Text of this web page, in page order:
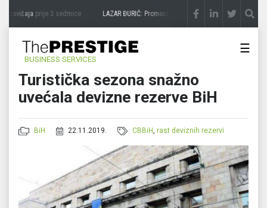
zavičajaprije 3 sedmice LAZAR ĐURIĆ: Promocija potencijal pretvara u destinaciju
BUSINESS SERVICES
☰
Turistička sezona snažno
uvećala devizne rezerve BiH
BiH 22.11.2019. CBBiH,rast deviznih rezervi